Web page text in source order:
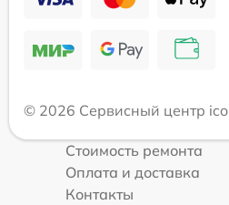
© 2026 Сервисный центр
Стоимость ремонта
Оплата и доставка
Контакты